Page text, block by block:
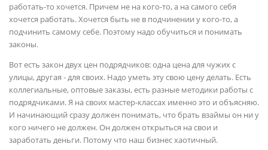
работать-то хочется. Причем не на кого-то, а на самого себя
хочется работать. Хочется быть не в подчинении у кого-то, а
подчинить самому себе. Поэтому надо обучиться и понимать
законы.
Вот есть закон двух цен подрядчиков: одна цена для чужих с
улицы, другая - для своих. Надо уметь эту свою цену делать. Есть
коллегиальные, оптовые заказы, есть разные методики работы с
подрядчиками. Я на своих мастер-классах именно это и объясняю.
И начинающий сразу должен понимать, что брать взаймы он ни у
кого ничего не должен. Он должен открыться на свои и
заработать деньги. Потому что наш бизнес хаотичный.